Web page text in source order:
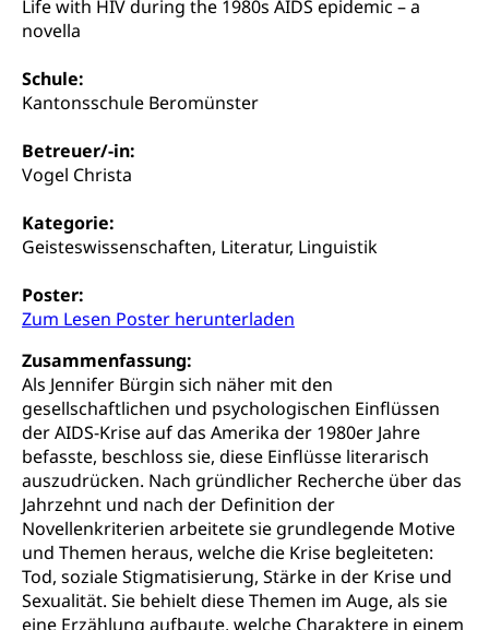
Life with HIV during the 1980s AIDS epidemic – a
novella
Schule:
Kantonsschule Beromünster
Betreuer/-in:
Vogel Christa
Kategorie:
Geisteswissenschaften, Literatur, Linguistik
Poster:
Zum Lesen Poster herunterladen
Zusammenfassung:
Als Jennifer Bürgin sich näher mit den
gesellschaftlichen und psychologischen Einflüssen
der AIDS-Krise auf das Amerika der 1980er Jahre
befasste, beschloss sie, diese Einflüsse literarisch
auszudrücken. Nach gründlicher Recherche über das
Jahrzehnt und nach der Definition der
Novellenkriterien arbeitete sie grundlegende Motive
und Themen heraus, welche die Krise begleiteten:
Tod, soziale Stigmatisierung, Stärke in der Krise und
Sexualität. Sie behielt diese Themen im Auge, als sie
eine Erzählung aufbaute, welche Charaktere in einem
Prävention (Polizei)
Sozialhilfe
(gruezi.lu.ch)
Existenzsicherung - Sozialhilfe
Opferhilfe
Invalidenversicherung (WAS Luzern)
Soziale Sicherheit
Sucht und Drogen
Drogenabhängigkeit, Drogensucht,
Arzneimittelabhängigkeit, Suchtkrankheit,
Drogenabhängige, Drogensüchtige,
Betäubungsmittel, Suchtmittel, Psychopharmaka
Fachstelle Sucht Region Luzern
Sucht
Gesundheitsversorgung
Ambulant vor stationär, AVOS, Patientendossier
Altersrente, Invalidenrente, Witwenrente,
Sozialversicherung, Vorsorgeeinrichtung,
Pensionskasse, erste Säule, zweite Säule, dritte
Säule, Hilflosenentschädigung,
Ergänzungsleistungen, Altersvorsorge,
Todesfallversicherung
Hilfslosenentschädigung (WAS Luzern)
AHV-Hinterlassenenrente (WAS Luzern)
AHV-Beiträge (WAS Luzern)
Behinderung
Körperbehinderung, körperliche Behinderung,
geistige Behinderung, psychische Behinderung,
Erwerbsunfähigkeit, Behinderte